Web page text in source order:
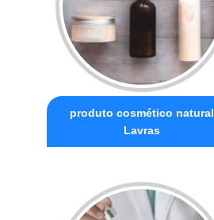
produto cosmético natural
Lavras